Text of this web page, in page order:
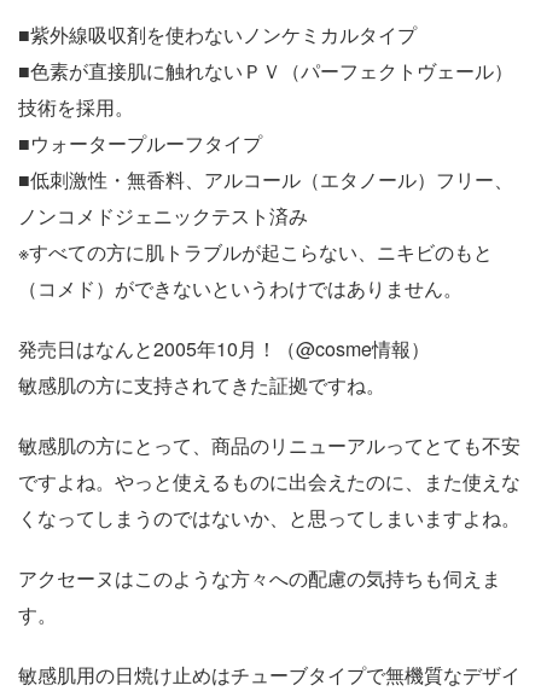
■紫外線吸収剤を使わないノンケミカルタイプ
■色素が直接肌に触れないＰＶ（パーフェクトヴェール）
技術を採用。
■ウォータープルーフタイプ
■低刺激性・無香料、アルコール（エタノール）フリー、
ノンコメドジェニックテスト済み
※すべての方に肌トラブルが起こらない、ニキビのもと
（コメド）ができないというわけではありません。
発売日はなんと2005年10月！（@cosme情報）
敏感肌の方に支持されてきた証拠ですね。
敏感肌の方にとって、商品のリニューアルってとても不安
ですよね。やっと使えるものに出会えたのに、また使えな
くなってしまうのではないか、と思ってしまいますよね。
アクセーヌはこのような方々への配慮の気持ちも伺えま
す。
敏感肌用の日焼け止めはチューブタイプで無機質なデザイ